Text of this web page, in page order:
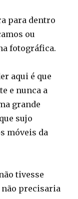
para dentro
ou
fotográfica.
aqui é que
e nunca a
grande
sujo
móveis da
tivesse
não precisaria